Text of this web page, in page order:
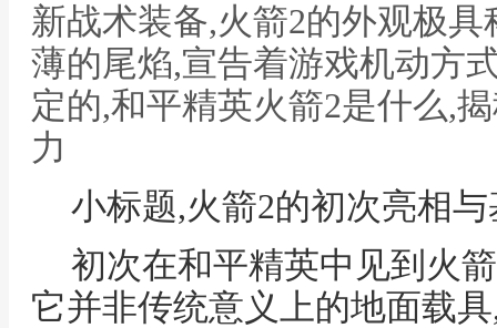
新战术装备,火箭2的外观极
薄的尾焰,宣告着游戏机动方
定的,和平精英火箭2是什么,
力
小标题,火箭2的初次亮相
初次在和平精英中见到火
它并非传统意义上的地面载